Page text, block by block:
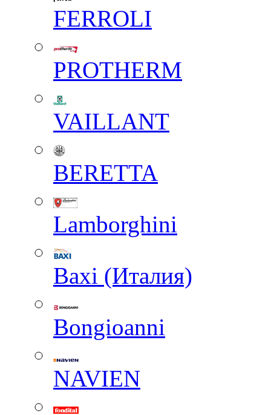
FERROLI
PROTHERM
VAILLANT
BERETTA
Lamborghini
Baxi (Италия)
Вongioanni
NAVIEN